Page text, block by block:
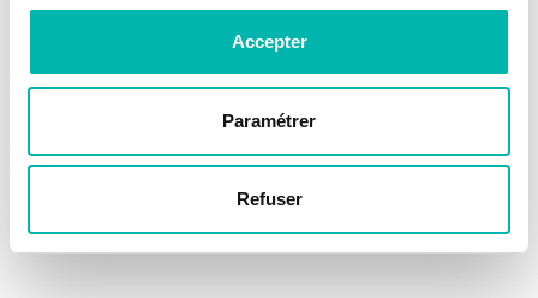
Accepter
Paramétrer
Refuser